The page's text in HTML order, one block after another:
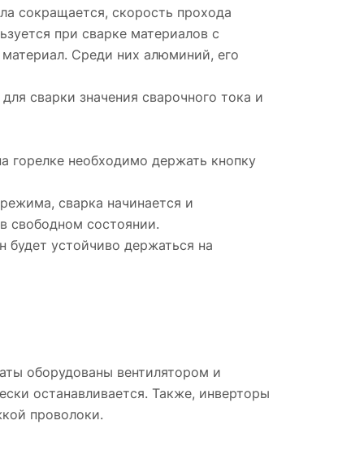
сокращается, скорость прохода
при сварке материалов с
Среди них алюминий, его
сварки значения сварочного тока и
необходимо держать кнопку
сварка начинается и
свободном состоянии.
устойчиво держаться на
оборудованы вентилятором и
останавливается. Также, инверторы
проволоки.